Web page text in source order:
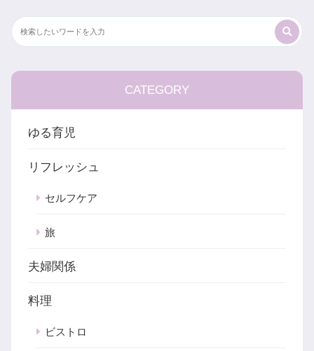
CATEGORY
ゆる育児
リフレッシュ
セルフケア
旅
夫婦関係
料理
ビストロ